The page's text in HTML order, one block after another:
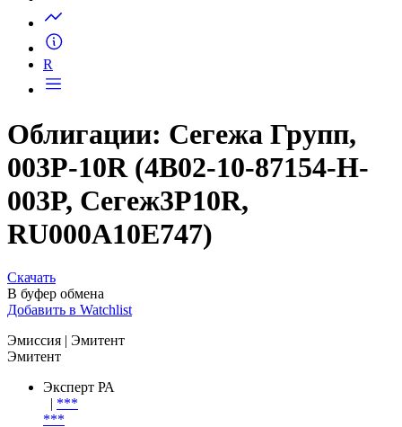
Облигации: Сегежа Групп,
003P-10R (4B02-10-87154-H-
RU000A10E747)
Скачать
В буфер обмена
Эмиссия| Эмитент
Эмитент